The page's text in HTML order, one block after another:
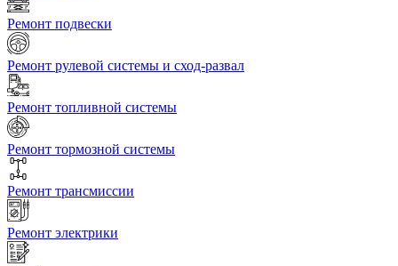
Ремонт подвески
Ремонт рулевой системы и сход-развал
Ремонт топливной системы
Ремонт тормозной системы
Ремонт трансмиссии
Ремонт электрики